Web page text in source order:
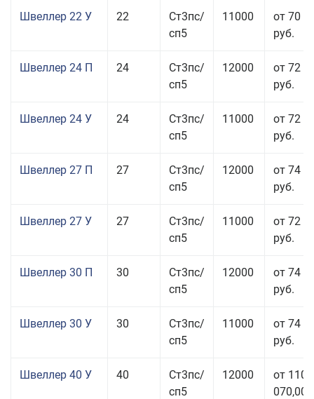
Швеллер 22 У 22
Ст3пс/
сп5
11000
от 70
руб.
Швеллер 24 П 24
Ст3пс/
сп5
12000
от 72
руб.
Швеллер 24 У 24
Ст3пс/
сп5
11000
от 72
руб.
Швеллер 27 П 27
Ст3пс/
сп5
12000
от 74
руб.
Швеллер 27 У 27
Ст3пс/
сп5
11000
от 72
руб.
Швеллер 30 П 30
Ст3пс/
сп5
12000
от 74
руб.
Швеллер 30 У 30
Ст3пс/
сп5
11000
от 74
руб.
Швеллер 40 У 40
Ст3пс/
сп5
12000
от 110
070,00